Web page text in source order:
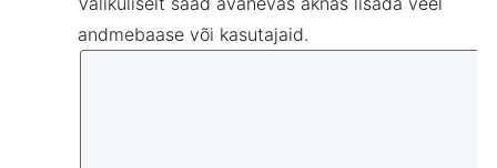
andmebaase või kasutajaid.